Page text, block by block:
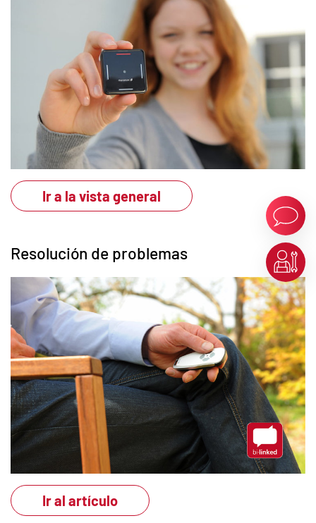
Ir a la vista general
Resolución de problemas
Ir al artículo